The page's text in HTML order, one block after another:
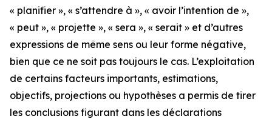
« planifier », « s’attendre à », « avoir l’intention de »,
« peut », « projette », « sera », « serait » et d’autres
expressions de même sens ou leur forme négative,
bien que ce ne soit pas toujours le cas. L’exploitation
de certains facteurs importants, estimations,
objectifs, projections ou hypothèses a permis de tirer
les conclusions figurant dans les déclarations